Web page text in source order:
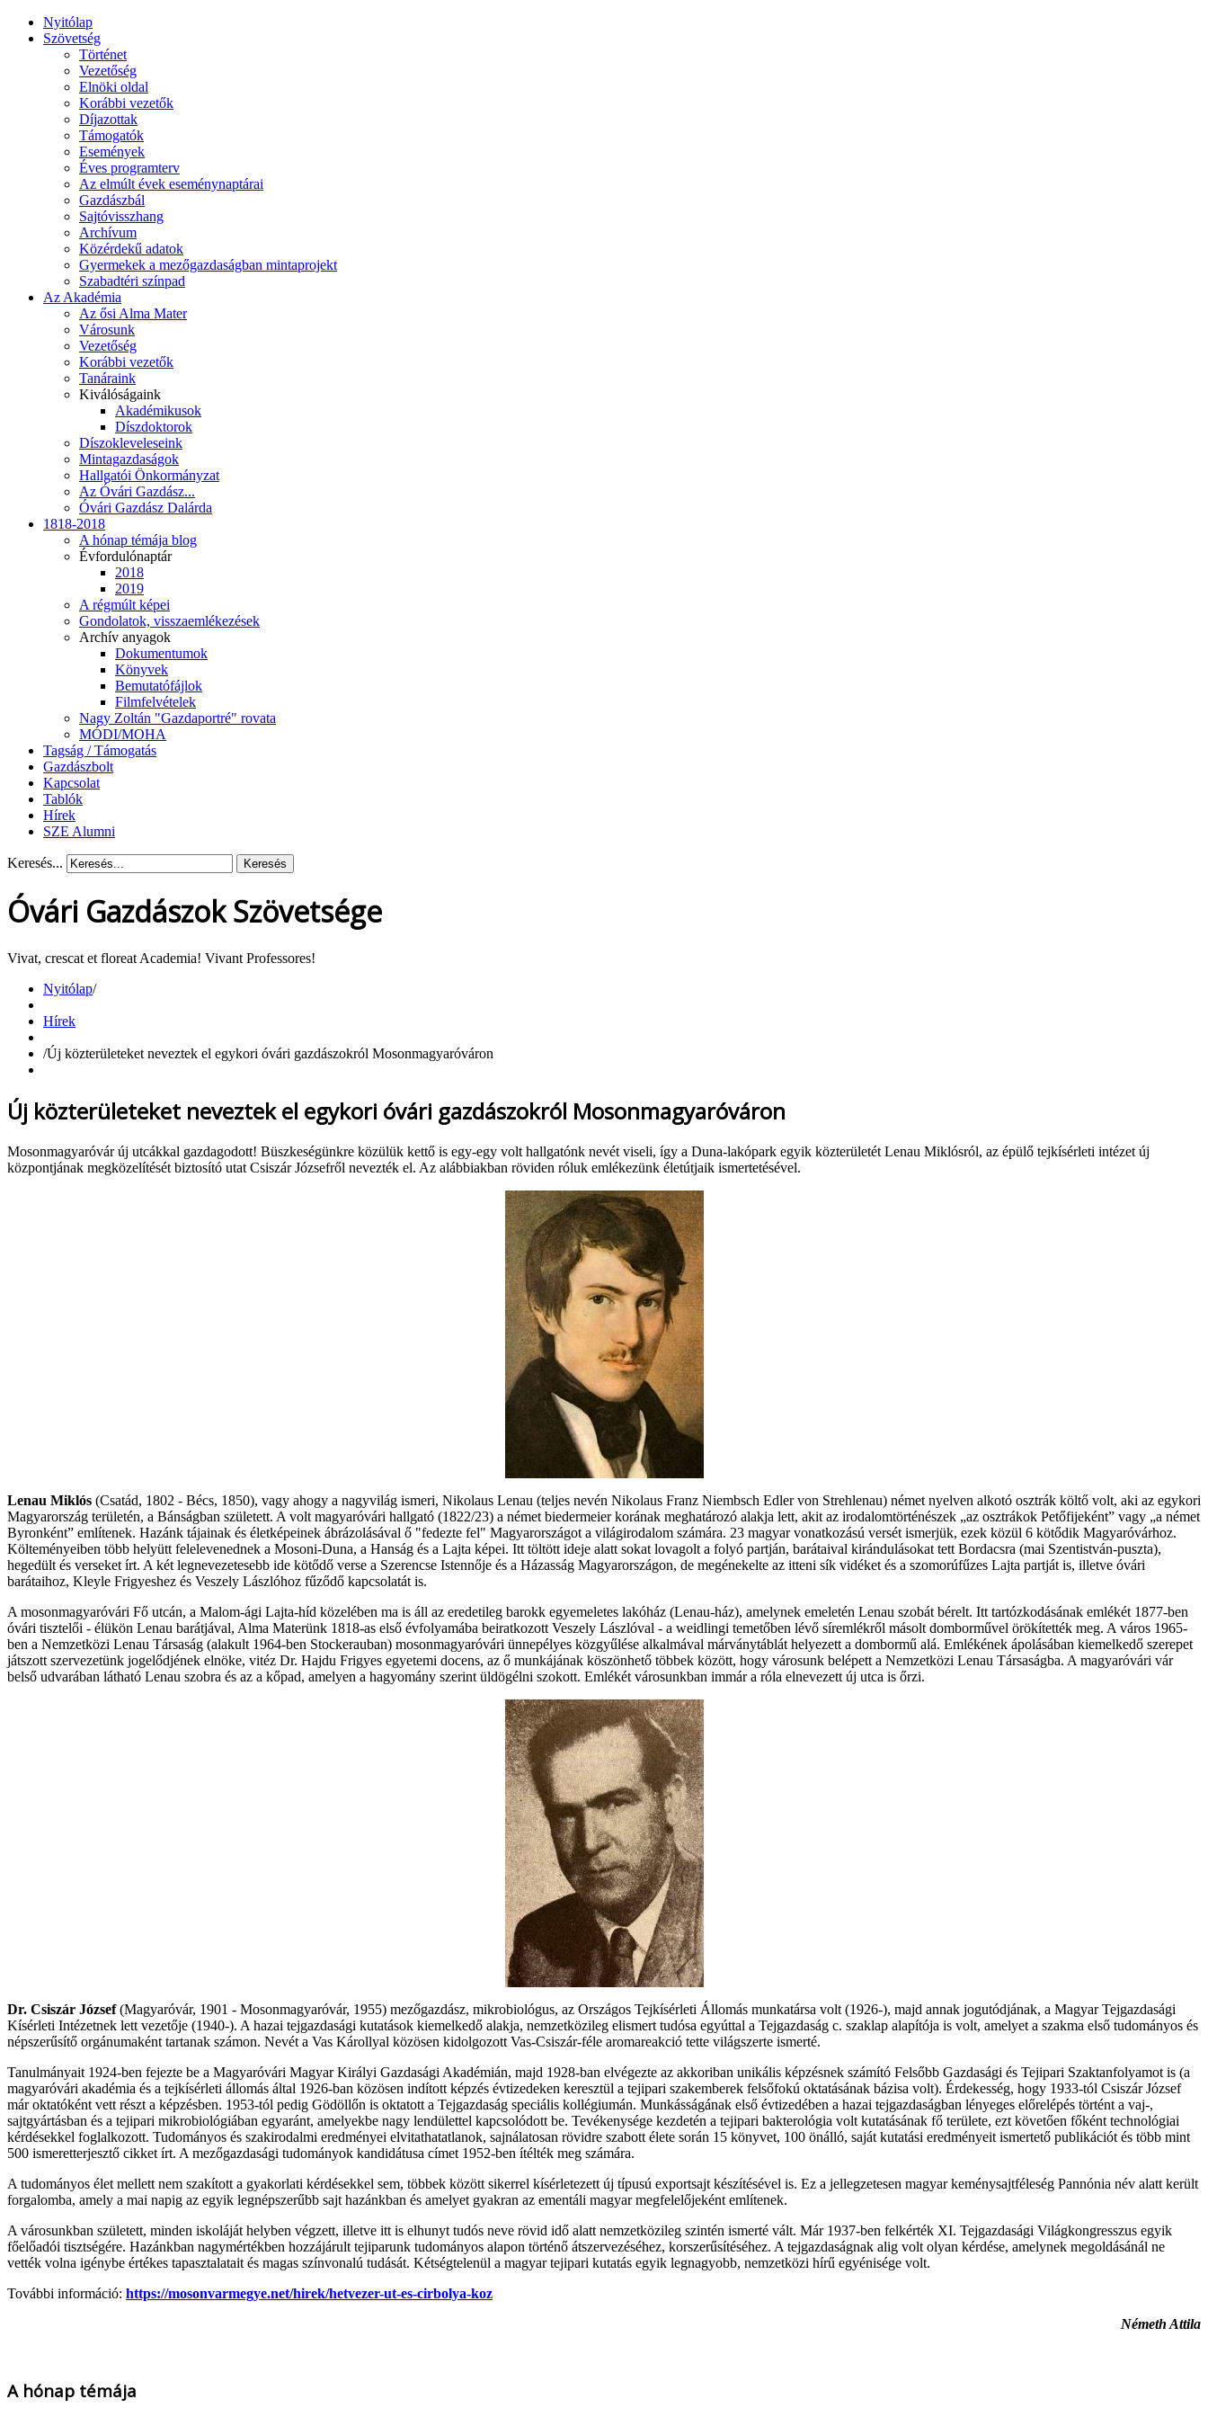
Nyitólap
Szövetség
Történet
Vezetőség
Elnöki oldal
Korábbi vezetők
Díjazottak
Támogatók
Események
Éves programterv
Az elmúlt évek eseménynaptárai
Gazdászbál
Sajtóvisszhang
Archívum
Közérdekű adatok
Gyermekek a mezőgazdaságban mintaprojekt
Szabadtéri színpad
Az Akadémia
Az ősi Alma Mater
Városunk
Vezetőség
Korábbi vezetők
Tanáraink
Kiválóságaink
Akadémikusok
Díszdoktorok
Díszokleveleseink
Mintagazdaságok
Hallgatói Önkormányzat
Az Óvári Gazdász...
Óvári Gazdász Dalárda
1818-2018
A hónap témája blog
Évfordulónaptár
2018
2019
A régmúlt képei
Gondolatok, visszaemlékezések
Archív anyagok
Dokumentumok
Könyvek
Bemutatófájlok
Filmfelvételek
Nagy Zoltán "Gazdaportré" rovata
MÓDI/MOHA
Tagság / Támogatás
Gazdászbolt
Kapcsolat
Tablók
Hírek
SZE Alumni
Keresés... Keresés
Óvári Gazdászok Szövetsége
Vivat, crescat et floreat Academia! Vivant Professores!
Nyitólap/
Hírek
/Új közterületeket neveztek el egykori óvári gazdászokról Mosonmagyaróváron
Új közterületeket neveztek el egykori óvári gazdászokról Mosonmagyaróváron
Mosonmagyaróvár új utcákkal gazdagodott! Büszkeségünkre közülük kettő is egy-egy volt hallgatónk nevét viseli, így a Duna-lakópark egyik közterületét Lenau Miklósról, az épülő tejkísérleti intézet új
központjának megközelítését biztosító utat Csiszár Józsefről nevezték el. Az alábbiakban röviden róluk emlékezünk életútjaik ismertetésével.
Lenau Miklós (Csatád, 1802 - Bécs, 1850), vagy ahogy a nagyvilág ismeri, Nikolaus Lenau (teljes nevén Nikolaus Franz Niembsch Edler von Strehlenau) német nyelven alkotó osztrák költő volt, aki az egykori
Magyarország területén, a Bánságban született. A volt magyaróvári hallgató (1822/23) a német biedermeier korának meghatározó alakja lett, akit az irodalomtörténészek „az osztrákok Petőfijeként” vagy „a német
Byronként” említenek. Hazánk tájainak és életképeinek ábrázolásával ő "fedezte fel" Magyarországot a világirodalom számára. 23 magyar vonatkozású versét ismerjük, ezek közül 6 kötődik Magyaróvárhoz.
Költeményeiben több helyütt felelevenednek a Mosoni-Duna, a Hanság és a Lajta képei. Itt töltött ideje alatt sokat lovagolt a folyó partján, barátaival kirándulásokat tett Bordacsra (mai Szentistván-puszta),
hegedült és verseket írt. A két legnevezetesebb ide kötődő verse a Szerencse Istennője és a Házasság Magyarországon, de megénekelte az itteni sík vidéket és a szomorúfűzes Lajta partját is, illetve óvári
barátaihoz, Kleyle Frigyeshez és Veszely Lászlóhoz fűződő kapcsolatát is.
A mosonmagyaróvári Fő utcán, a Malom-ági Lajta-híd közelében ma is áll az eredetileg barokk egyemeletes lakóház (Lenau-ház), amelynek emeletén Lenau szobát bérelt. Itt tartózkodásának emlékét 1877-ben
óvári tisztelői - élükön Lenau barátjával, Alma Materünk 1818-as első évfolyamába beiratkozott Veszely Lászlóval - a weidlingi temetőben lévő síremlékről másolt domborművel örökítették meg. A város 1965-
ben a Nemzetközi Lenau Társaság (alakult 1964-ben Stockerauban) mosonmagyaróvári ünnepélyes közgyűlése alkalmával márványtáblát helyezett a dombormű alá. Emlékének ápolásában kiemelkedő szerepet
játszott szervezetünk jogelődjének elnöke, vitéz Dr. Hajdu Frigyes egyetemi docens, az ő munkájának köszönhető többek között, hogy városunk belépett a Nemzetközi Lenau Társaságba. A magyaróvári vár
belső udvarában látható Lenau szobra és az a kőpad, amelyen a hagyomány szerint üldögélni szokott. Emlékét városunkban immár a róla elnevezett új utca is őrzi.
Dr. Csiszár József(Magyaróvár, 1901 - Mosonmagyaróvár, 1955) mezőgazdász, mikrobiológus, az Országos Tejkísérleti Állomás munkatársa volt (1926-), majd annak jogutódjának, a Magyar Tejgazdasági
Kísérleti Intézetnek lett vezetője (1940-). A hazai tejgazdasági kutatások kiemelkedő alakja, nemzetközileg elismert tudósa egyúttal a Tejgazdaság c. szaklap alapítója is volt, amelyet a szakma első tudományos és
népszerűsítő orgánumaként tartanak számon. Nevét a Vas Károllyal közösen kidolgozott Vas-Csiszár-féle aromareakció tette világszerte ismerté.
Tanulmányait 1924-ben fejezte be a Magyaróvári Magyar Királyi Gazdasági Akadémián, majd 1928-ban elvégezte az akkoriban unikális képzésnek számító Felsőbb Gazdasági és Tejipari Szaktanfolyamot is (a
magyaróvári akadémia és a tejkísérleti állomás által 1926-ban közösen indított képzés évtizedeken keresztül a tejipari szakemberek felsőfokú oktatásának bázisa volt). Érdekesség, hogy 1933-tól Csiszár József
már oktatóként vett részt a képzésben. 1953-tól pedig Gödöllőn is oktatott a Tejgazdaság speciális kollégiumán. Munkásságának első évtizedében a hazai tejgazdaságban lényeges előrelépés történt a vaj-,
sajtgyártásban és a tejipari mikrobiológiában egyaránt, amelyekbe nagy lendülettel kapcsolódott be. Tevékenysége kezdetén a tejipari bakterológia volt kutatásának fő területe, ezt követően főként technológiai
kérdésekkel foglalkozott. Tudományos és szakirodalmi eredményei elvitathatatlanok, sajnálatosan rövidre szabott élete során 15 könyvet, 100 önálló, saját kutatási eredményeit ismertető publikációt és több mint
500 ismeretterjesztő cikket írt. A mezőgazdasági tudományok kandidátusa címet 1952-ben ítélték meg számára.
A tudományos élet mellett nem szakított a gyakorlati kérdésekkel sem, többek között sikerrel kísérletezett új típusú exportsajt készítésével is. Ez a jellegzetesen magyar keménysajtféleség Pannónia név alatt került
forgalomba, amely a mai napig az egyik legnépszerűbb sajt hazánkban és amelyet gyakran az ementáli magyar megfelelőjeként említenek.
A városunkban született, minden iskoláját helyben végzett, illetve itt is elhunyt tudós neve rövid idő alatt nemzetközileg szintén ismerté vált. Már 1937-ben felkérték XI. Tejgazdasági Világkongresszus egyik
főelőadói tisztségére. Hazánkban nagymértékben hozzájárult tejiparunk tudományos alapon történő átszervezéséhez, korszerűsítéséhez. A tejgazdaságnak alig volt olyan kérdése, amelynek megoldásánál ne
vették volna igénybe értékes tapasztalatait és magas színvonalú tudását. Kétségtelenül a magyar tejipari kutatás egyik legnagyobb, nemzetközi hírű egyénisége volt.
További információ: https://mosonvarmegye.net/hirek/hetvezer-ut-es-cirbolya-koz
Németh Attila
A hónap témája